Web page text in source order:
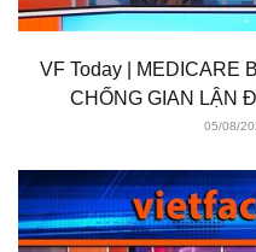
VF Today | MEDICARE
CHỐNG GIAN LẬN
05/08/